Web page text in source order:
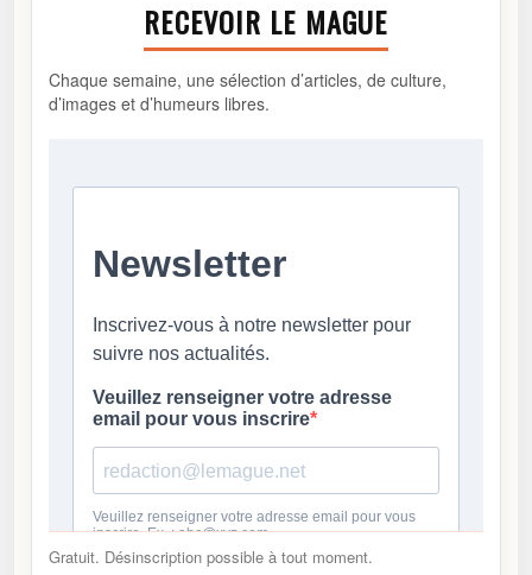
RECEVOIR LE MAGUE
Chaque semaine, une sélection d’articles, de culture,
d’images et d’humeurs libres.
Gratuit. Désinscription possible à tout moment.